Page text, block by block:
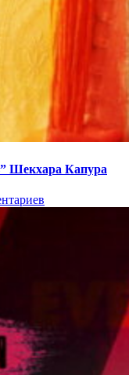
Шекхара Капура